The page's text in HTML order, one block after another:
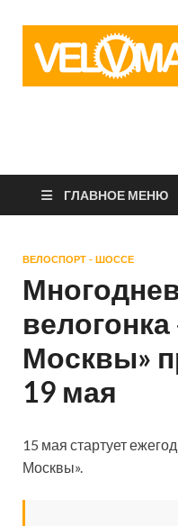
ГЛАВНОЕ МЕНЮ
ВЕЛОСПОРТ - ШОССЕ
Москвы»
19 мая
15 мая стартует
Москвы».